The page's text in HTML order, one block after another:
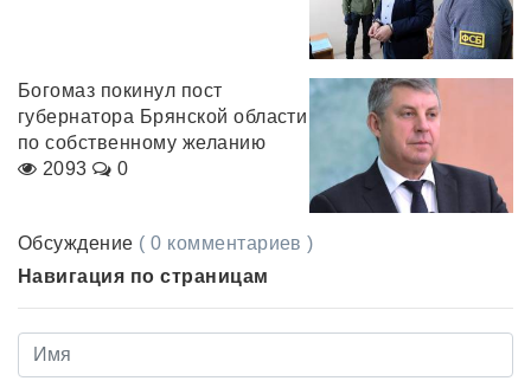
Богомаз покинул пост
губернатора Брянской области
по собственному желанию
2093
0
Обсуждение ( 0 комментариев )
Навигация по страницам